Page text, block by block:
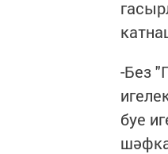
-Без
буе